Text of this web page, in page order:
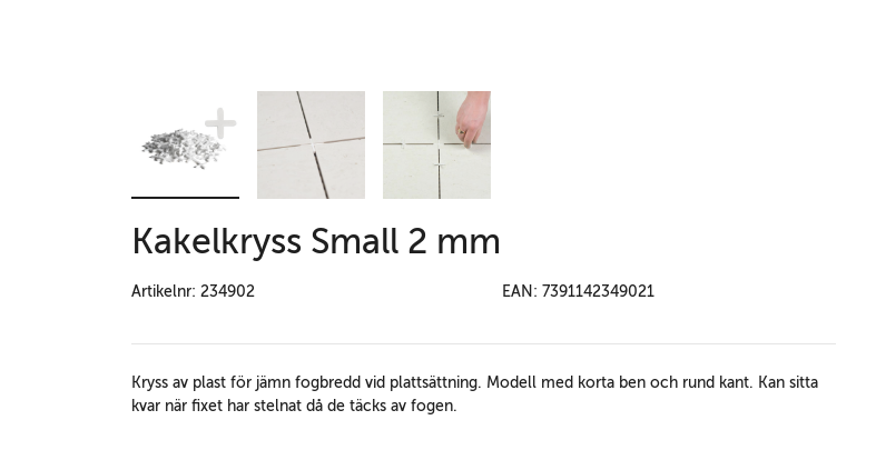
Kakelkryss Small 2 mm
Artikelnr: 234902 EAN: 7391142349021
Kryss av plast för jämn fogbredd vid plattsättning. Modell med korta ben och rund kant. Kan sitta
kvar när fixet har stelnat då de täcks av fogen.